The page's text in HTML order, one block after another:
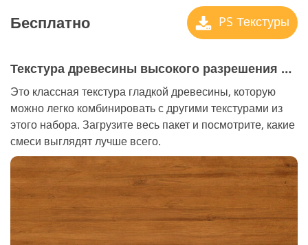
Бесплатно PS Текстуры
Текстура древесины высокого разрешения #5 "Burnt"
Это классная текстура гладкой древесины, которую
можно легко комбинировать с другими текстурами из
этого набора. Загрузите весь пакет и посмотрите, какие
смеси выглядят лучше всего.